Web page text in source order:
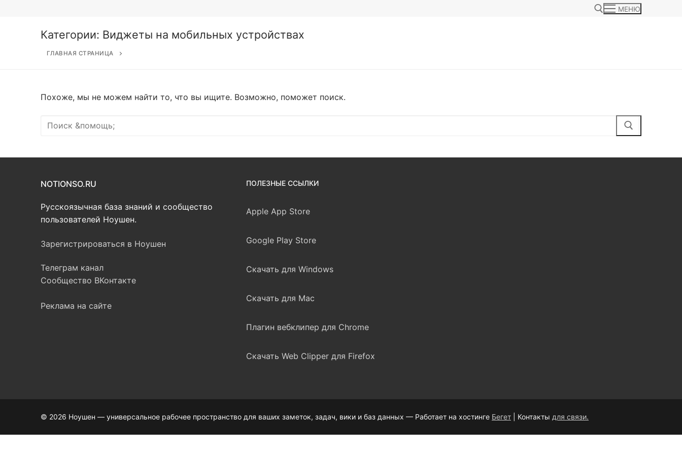
содержимому
МЕНЮ
Категории: Виджеты на мобильных устройствах
ГЛАВНАЯ СТРАНИЦА
Похоже, мы не можем найти то, что вы ищите. Возможно, поможет поиск.
Найти:
NOTIONSO.RU
Русскоязычная база знаний и сообщество
пользователей Ноушен.
Зарегистрироваться в Ноушен
Телеграм канал
Сообщество ВКонтакте
Реклама на сайте
ПОЛЕЗНЫЕ ССЫЛКИ
Apple App Store
Google Play Store
Скачать для Windows
Скачать для Mac
Плагин вебклипер для Chrome
Скачать Web Clipper для Firefox
© 2026 Ноушен — универсальное рабочее пространство для ваших заметок, задач, вики и баз данных — Работает на хостинге Бегет | Контакты для связи.